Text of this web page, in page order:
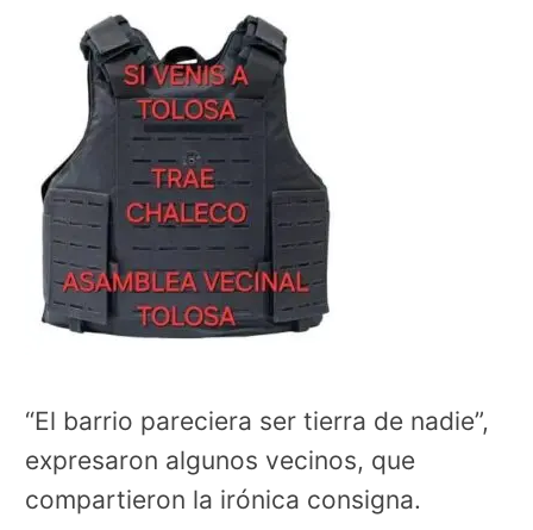
“El barrio pareciera ser tierra de nadie”,
expresaron algunos vecinos, que
compartieron la irónica consigna.